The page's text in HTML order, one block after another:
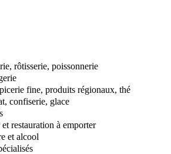
rôtisserie, poissonnerie
fine, produits régionaux, thé
confiserie, glace
restauration à emporter
et alcool